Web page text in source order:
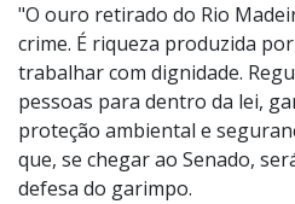
"O ouro retirado do Rio
crime. É riqueza produzida
trabalhar com dignidade.
pessoas para dentro da lei,
proteção ambiental e
que, se chegar ao Senado,
defesa do garimpo.